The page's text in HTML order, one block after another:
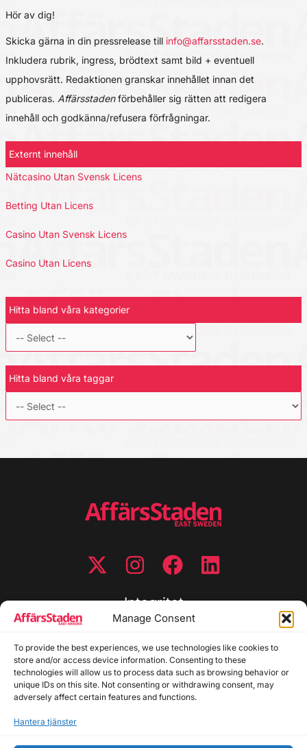
Manage Consent
To provide the best experiences, we use technologies like cookies to
store and/or access device information. Consenting to these
technologies will allow us to process data such as browsing behavior or
unique IDs on this site. Not consenting or withdrawing consent, may
adversely affect certain features and functions.
Hantera tjänster
Hör av dig!
Skicka gärna in din pressrelease till info@affarsstaden.se.
Inkludera rubrik, ingress, brödtext samt bild + eventuell
upphovsrätt. Redaktionen granskar innehållet innan det
publiceras. Affärsstadenförbehåller sig rätten att redigera
innehåll och godkänna/refusera förfrågningar.
Externt innehåll
Nätcasino Utan Svensk Licens
Betting Utan Licens
Casino Utan Svensk Licens
Casino Utan Licens
Hitta bland våra kategorier
Hitta bland våra taggar
Integritet
Cookiepolicy
Disclaimer
Redaktionell policy
Utgivarinformation